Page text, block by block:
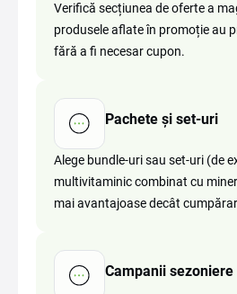
Verifică secțiunea de oferte a
produsele aflate în promoție au
fără a fi necesar cupon.
Pachete și set-uri
Alege bundle-uri sau set-uri (de
multivitaminic combinat cu
mai avantajoase decât
Campanii sezoniere